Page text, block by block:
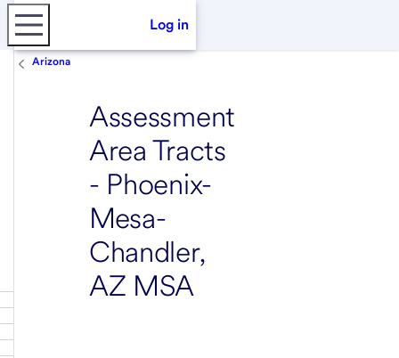
Log in
Arizona
Assessment
Area Tracts
- Phoenix-
Mesa-
Chandler,
AZ MSA